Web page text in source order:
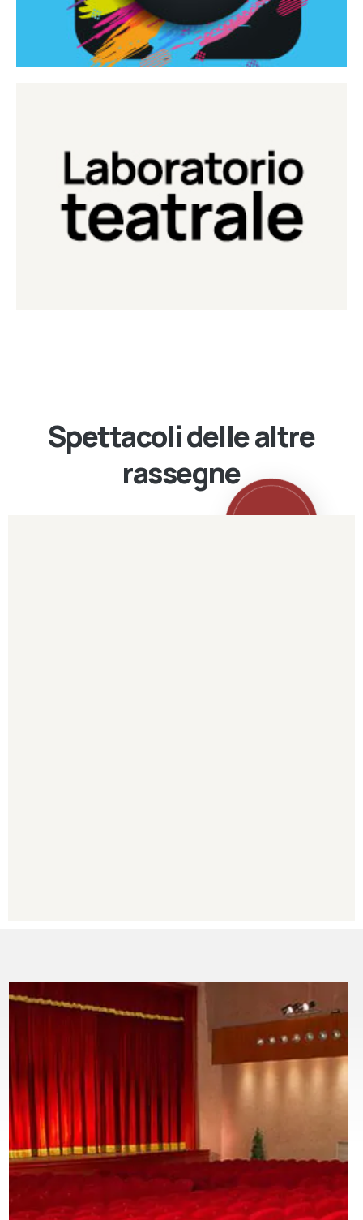
Laboratorio Teatrale
Laboratorio di teatro del Teatro Eduardo de Filippo
Continua
Spettacoli delle altre
rassegne